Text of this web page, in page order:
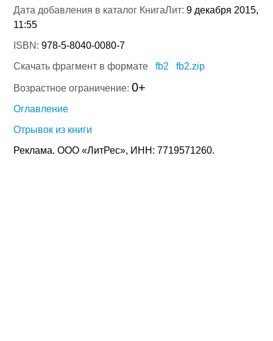
Дата добавления в каталог КнигаЛит:9 декабря 2015,
11:55
ISBN:978-5-8040-0080-7
Скачать фрагмент в формате
fb2 fb2.zip
Возрастное ограничение:0+
Оглавление
Отрывок из книги
Реклама. ООО «ЛитРес», ИНН: 7719571260.